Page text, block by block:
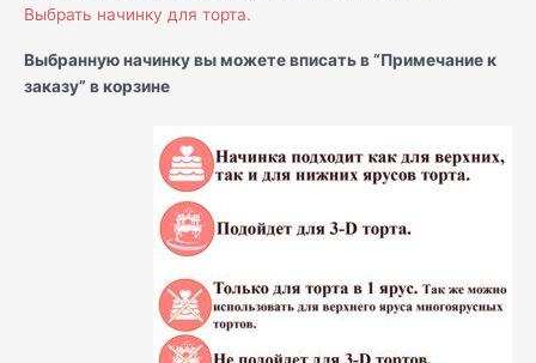
Выбрать начинку для торта.
Выбранную начинку вы можете вписать в “Примечание к
заказу” в корзине